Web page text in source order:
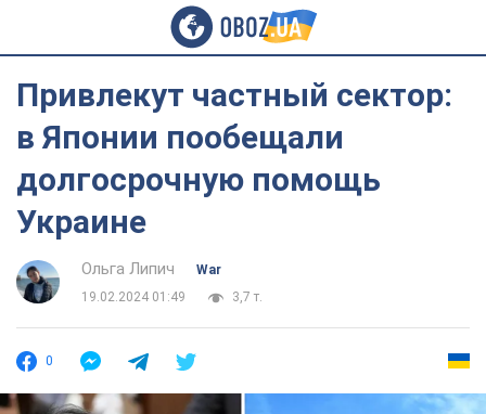
Привлекут частный сектор:
в Японии пообещали
долгосрочную помощь
Украине
Ольга Липич
War
19.02.2024 01:49
3,7 т.
0